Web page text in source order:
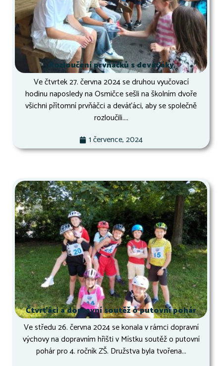
Rozloučení prvňáčků s deváťáky
Ve čtvrtek 27. června 2024 se druhou vyučovací
hodinu naposledy na Osmičce sešli na školním dvoře
všichni přítomní prvňáčci a deváťáci, aby se společně
rozloučili....
1 července, 2024
Čtvrťáci a dopravní soutěž o putovní pohár
Ve středu 26. června 2024 se konala v rámci dopravní
výchovy na dopravním hřišti v Místku soutěž o putovní
pohár pro 4. ročník ZŠ. Družstva byla tvořena...